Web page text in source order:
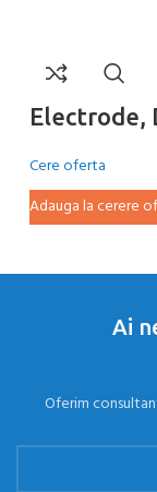
Electrode,
Cere oferta
Adauga la cerere
Ai
Oferim